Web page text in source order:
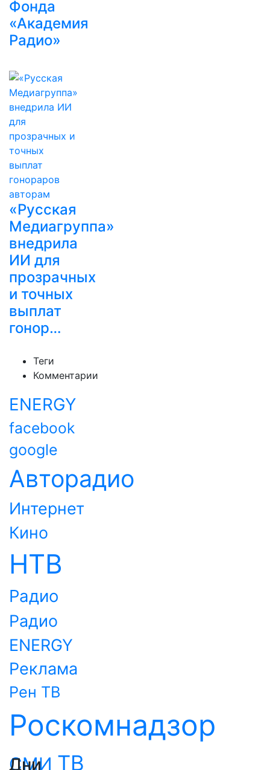
Фонда
«Академия
Радио»
«Русская
Медиагруппа»
внедрила
ИИ для
прозрачных
и точных
выплат
гонор…
Теги
Комментарии
ENERGY
facebook
google
Авторадио
Интернет
Кино
НТВ
Радио
Радио
ENERGY
Реклама
Рен ТВ
Роскомнадзор
СМИ ТВ
Дни